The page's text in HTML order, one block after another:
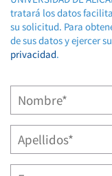
tratará los datos
su solicitud. Para
de sus datos y ejercer
privacidad.